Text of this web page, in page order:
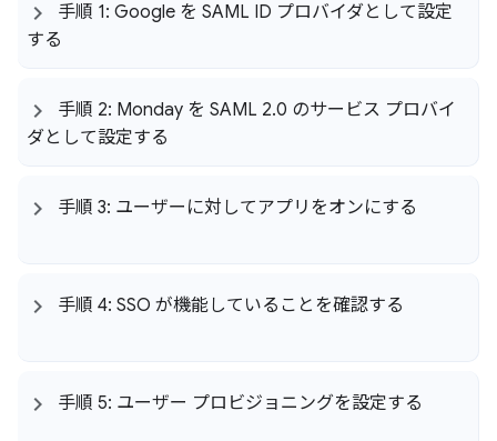
手順 1: Google を SAML ID プロバイダとして設定
する
手順 2: Monday を SAML 2.0 のサービス プロバイ
ダとして設定する
手順 3: ユーザーに対してアプリをオンにする
手順 4: SSO が機能していることを確認する
手順 5: ユーザー プロビジョニングを設定する